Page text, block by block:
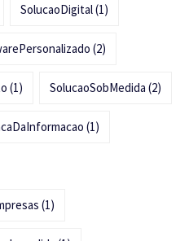
SolucaoDigital(1)
(2)
(1) SolucaoSobMedida (2)
(1)
(1)